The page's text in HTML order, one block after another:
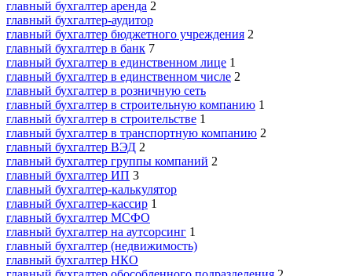
главный бухгалтер аренда 2
главный бухгалтер-аудитор
главный бухгалтер бюджетного учреждения 2
главный бухгалтер в банк 7
главный бухгалтер в единственном лице 1
главный бухгалтер в единственном числе 2
главный бухгалтер в розничную сеть
главный бухгалтер в строительную компанию 1
главный бухгалтер в строительстве 1
главный бухгалтер в транспортную компанию 2
главный бухгалтер ВЭД 2
главный бухгалтер группы компаний 2
главный бухгалтер ИП 3
главный бухгалтер-калькулятор
главный бухгалтер-кассир 1
главный бухгалтер МСФО
главный бухгалтер на аутсорсинг 1
главный бухгалтер (недвижимость)
главный бухгалтер НКО